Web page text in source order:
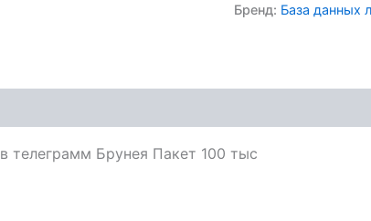
Бренд: База данных
телеграмм Брунея Пакет 100 тыс